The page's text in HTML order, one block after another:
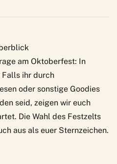
am Oktoberfest: In
Falls ihr durch
oder sonstige Goodies
seid, zeigen wir euch
Die Wahl des Festzelts
aus als euer Sternzeichen.